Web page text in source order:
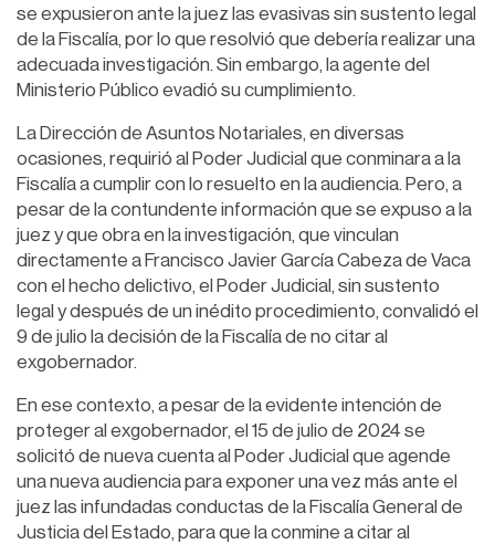
se expusieron ante la juez las evasivas sin sustento legal
de la Fiscalía, por lo que resolvió que debería realizar una
adecuada investigación. Sin embargo, la agente del
Ministerio Público evadió su cumplimiento.
La Dirección de Asuntos Notariales, en diversas
ocasiones, requirió al Poder Judicial que conminara a la
Fiscalía a cumplir con lo resuelto en la audiencia. Pero, a
pesar de la contundente información que se expuso a la
juez y que obra en la investigación, que vinculan
directamente a Francisco Javier García Cabeza de Vaca
con el hecho delictivo, el Poder Judicial, sin sustento
legal y después de un inédito procedimiento, convalidó el
9 de julio la decisión de la Fiscalía de no citar al
exgobernador.
En ese contexto, a pesar de la evidente intención de
proteger al exgobernador, el 15 de julio de 2024 se
solicitó de nueva cuenta al Poder Judicial que agende
una nueva audiencia para exponer una vez más ante el
juez las infundadas conductas de la Fiscalía General de
Justicia del Estado, para que la conmine a citar al